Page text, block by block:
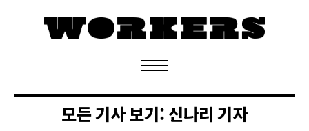
정기구독 신청
모든 기사 보기:신나리 기자